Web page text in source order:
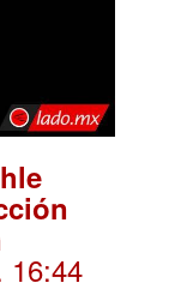
16:44